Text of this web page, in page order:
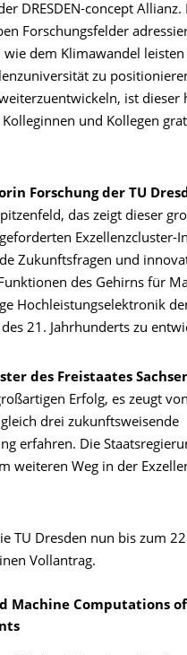
DRESDEN-concept
Forschungsfelder
dem Klimawandel
zu
ist dieser
und Kollegen
Forschung der TU
das zeigt dieser
Exzellenzcluster-
Zukunftsfragen und
des Gehirns für
Hochleistungselektronik
21. Jahrhunderts zu
des Freistaates
Erfolg, es zeugt von
drei zukunftsweisende
erfahren. Die
weiteren Weg in der
TU Dresden nun bis zum
Vollantrag.
Machine Computations